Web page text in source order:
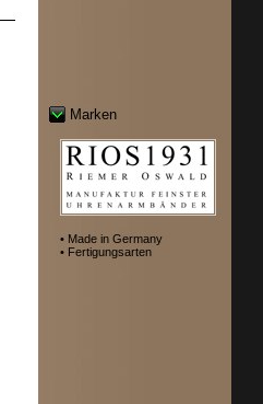
Marken
• Made in Germany
• Fertigungsarten